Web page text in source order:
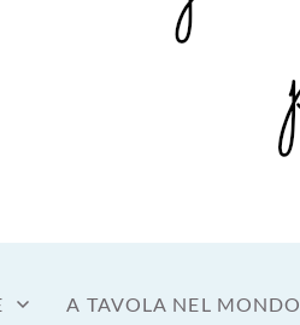
A TAVOLA NEL MONDO